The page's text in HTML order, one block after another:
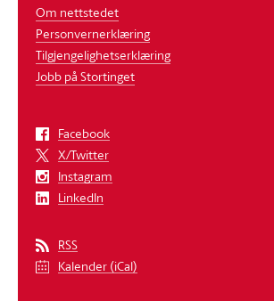
Om nettstedet
Personvernerklæring
Tilgjengelighetserklæring
Jobb på Stortinget
Facebook
X/Twitter
Instagram
LinkedIn
RSS
Kalender (iCal)